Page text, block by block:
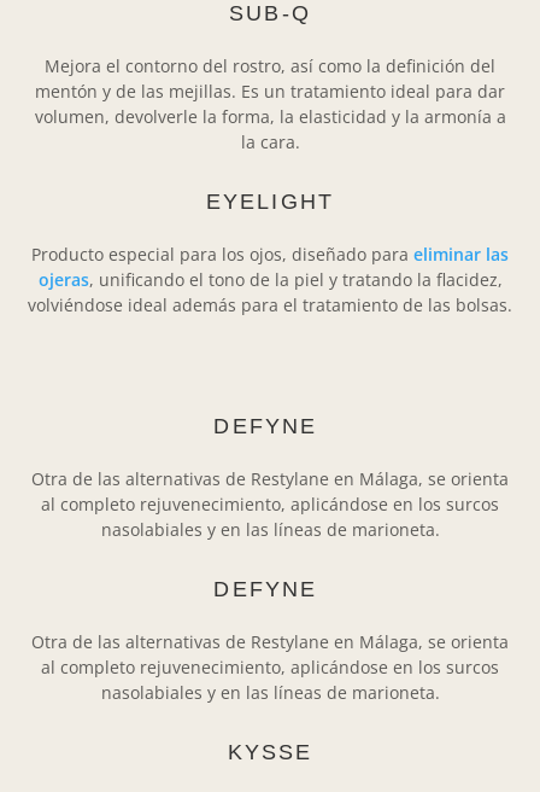
SUB-Q
Mejora el contorno del rostro, así como la definición del
mentón y de las mejillas. Es un tratamiento ideal para dar
volumen, devolverle la forma, la elasticidad y la armonía a
la cara.
EYELIGHT
Producto especial para los ojos, diseñado para eliminar las
ojeras, unificando el tono de la piel y tratando la flacidez,
volviéndose ideal además para el tratamiento de las bolsas.
DEFYNE
Otra de las alternativas de Restylane en Málaga, se orienta
al completo rejuvenecimiento, aplicándose en los surcos
nasolabiales y en las líneas de marioneta.
DEFYNE
Otra de las alternativas de Restylane en Málaga, se orienta
al completo rejuvenecimiento, aplicándose en los surcos
nasolabiales y en las líneas de marioneta.
KYSSE